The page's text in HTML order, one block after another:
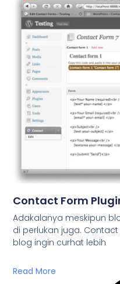
Contact Form
Adakalanya meskipun
di perlukan juga.
blog ingin curhat lebih
Read More